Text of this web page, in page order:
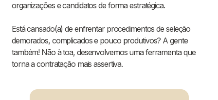
organizações e candidatos de forma estratégica.
Está cansado(a) de enfrentar procedimentos de seleção
demorados, complicados e pouco produtivos? A gente
também! Não à toa, desenvolvemos uma ferramenta que
torna a contratação mais assertiva.